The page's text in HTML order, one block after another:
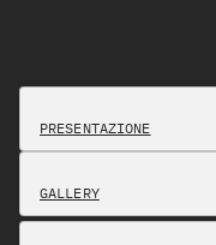
PRESENTAZIONE
GALLERY